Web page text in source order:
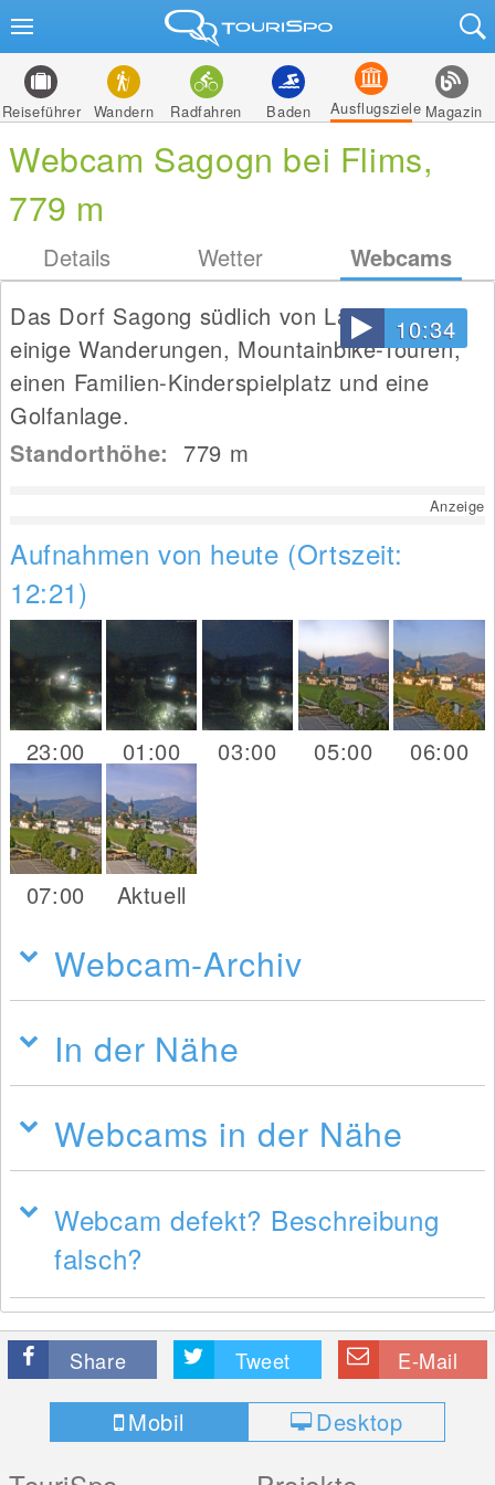
Reiseführer Wandern Radfahren Baden Ausflugsziele Magazin
Webcam Sagogn bei Flims,
779 m
Details Wetter Webcams
10:34
Das Dorf Sagong südlich von Laax bietet
einige Wanderungen, Mountainbike-Touren,
einen Familien-Kinderspielplatz und eine
Golfanlage.
Standorthöhe: 779 m
Anzeige
Aufnahmen von heute (Ortszeit:
12:21)
23:00 01:00 03:00 05:00 06:00
07:00 Aktuell
Webcam-Archiv
In der Nähe
Webcams in der Nähe
Webcam defekt? Beschreibung
falsch?
Share Tweet E-Mail
Mobil Desktop